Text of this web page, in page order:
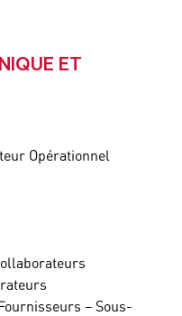
ET
Opérationnel
– Sous-